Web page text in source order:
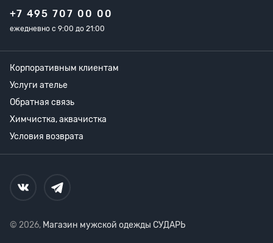
+7 495 707 00 00
ежедневно с 9:00 до 21:00
Корпоративным клиентам
Услуги ателье
Обратная связь
Химчистка, аквачистка
Условия возврата
© 2026, Магазин мужской одежды СУДАРЬ